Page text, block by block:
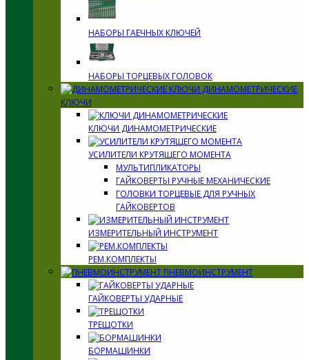
НАБОРЫ ГАЕЧНЫХ КЛЮЧЕЙ
НАБОРЫ ТОРЦЕВЫХ ГОЛОВОК
ДИНАМОМЕТРИЧЕСКИЕ
КЛЮЧИ
КЛЮЧИ ДИНАМОМЕТРИЧЕСКИЕ
УСИЛИТЕЛИ КРУТЯЩЕГО МОМЕНТА
МУЛЬТИПЛИКАТОРЫ
ГАЙКОВЕРТЫ РУЧНЫЕ МЕХАНИЧЕСКИЕ
ГОЛОВКИ ТОРЦЕВЫЕ ДЛЯ РУЧНЫХ
ГАЙКОВЕРТОВ
ИЗМЕРИТЕЛЬНЫЙ ИНСТРУМЕНТ
РЕМ.КОМПЛЕКТЫ
ПНЕВМОИНСТРУМЕНТ
ГАЙКОВЕРТЫ УДАРНЫЕ
ТРЕЩОТКИ
БОРМАШИНКИ